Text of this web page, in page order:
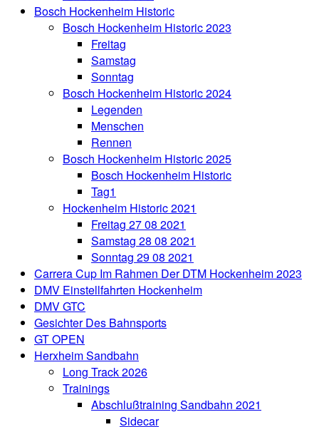
Bosch Hockenheim Historic
Bosch Hockenheim Historic 2023
Freitag
Samstag
Sonntag
Bosch Hockenheim Historic 2024
Legenden
Menschen
Rennen
Bosch Hockenheim Historic 2025
Bosch Hockenheim Historic
Tag1
Hockenheim Historic 2021
Freitag 27 08 2021
Samstag 28 08 2021
Sonntag 29 08 2021
Carrera Cup Im Rahmen Der DTM Hockenheim 2023
DMV Einstellfahrten Hockenheim
DMV GTC
Gesichter Des Bahnsports
GT OPEN
Herxheim Sandbahn
Long Track 2026
Trainings
Abschlußtraining Sandbahn 2021
Sidecar